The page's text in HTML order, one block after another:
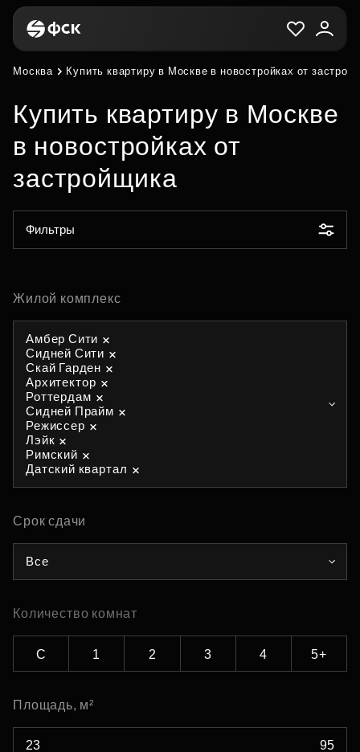
Москва Купить квартиру в Москве в новостройках от
Купить квартиру в Москве
в новостройках от
застройщика
Фильтры
Жилой комплекс
Амбер Сити
Сидней Сити
Скай Гарден
Архитектор
Роттердам
Сидней Прайм
Режиссер
Лэйк
Римский
Датский квартал
Срок сдачи
Все
Количество комнат
С 1 2 3 4 5+
Площадь, м²